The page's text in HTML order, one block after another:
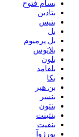
بسام فتوح
بتادین
بتیس
بل
بل پرمیوم
بلاتوس
بلون
بلفامد
بکا
بن هیر
بنسر
بنتون
بنتینت
بنفیت
بورژوآ